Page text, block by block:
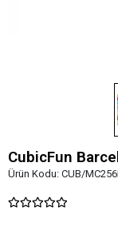
CubicFun
Ürün Kodu: CUB/